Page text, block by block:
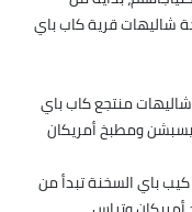
شاليهات قرية كاب باي
منتجع كاب باي
حمام وريسبشن ومطبخ أمريكان
باي السخنة تبدأ من